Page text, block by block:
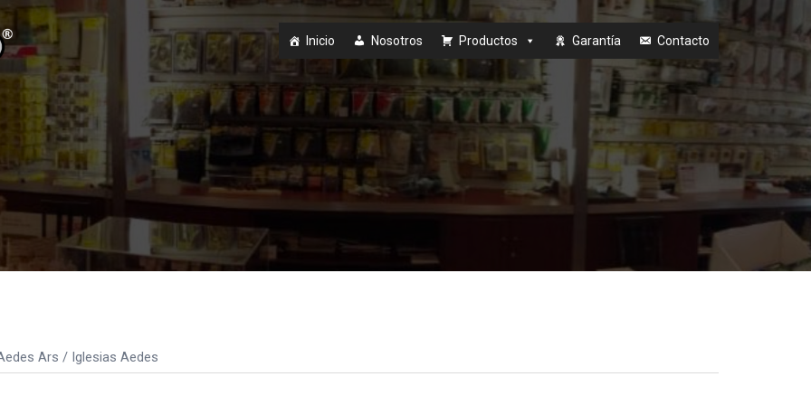
Inicio Nosotros Productos Garantía Contacto
Ars / Iglesias Aedes